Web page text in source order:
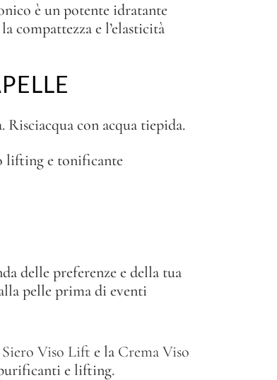
è un potente idratante
compattezza e l’elasticità
con acqua tiepida.
lifting e tonificante
delle preferenze e della tua
pelle prima di eventi
Siero Viso Lift e la Crema Viso
e lifting.